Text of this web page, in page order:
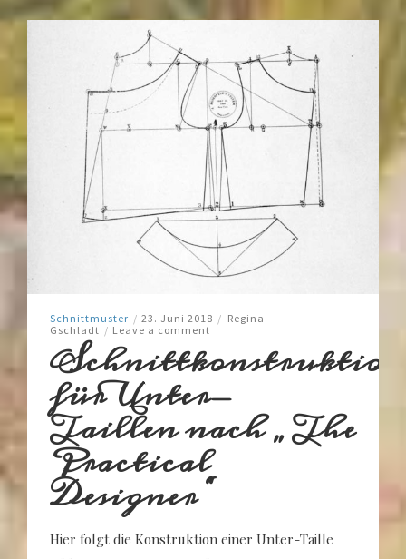
Schnittmuster / 23. Juni 2018 / Regina
Gschladt / Leave a comment
Schnittkonstruktion
für Unter-
Taillen nach „The
Practical
Designer“
Hier folgt die Konstruktion einer Unter-Taille